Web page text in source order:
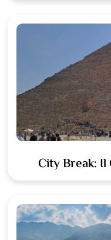
City Break: